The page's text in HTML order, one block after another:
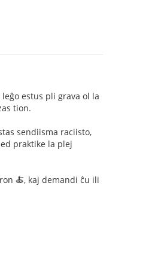
estus pli grava ol la
tion.
sendiisma raciisto,
praktike la plej
🍝, kaj demandi ĉu ili